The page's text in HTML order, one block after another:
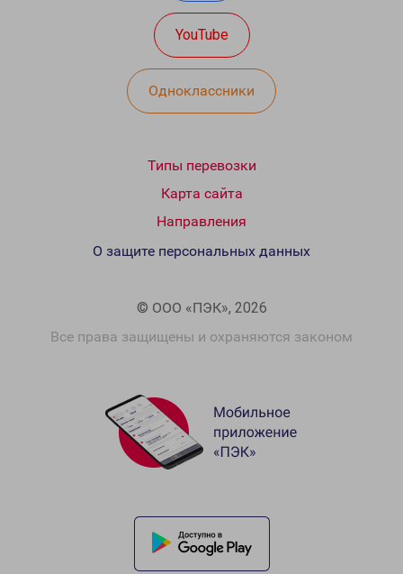
YouTube
Одноклассники
Типы перевозки
Карта сайта
Направления
© ООО «ПЭК», 2026
Все права защищены и охраняются законом
О защите персональных данных